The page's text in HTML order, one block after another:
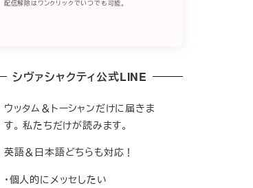
配信解除はワンクリックでいつでも可能。
シヴァシャクティ公式LINE
ウッタム＆トーシャンだけに届きま
す。 私たちだけが読みます。
英語＆日本語どちらも対応！
・個人的にメッセしたい